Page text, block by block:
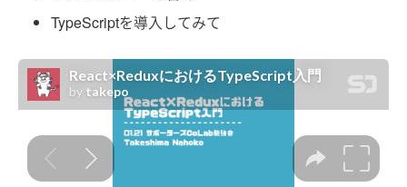
TypeScriptを導入してみて